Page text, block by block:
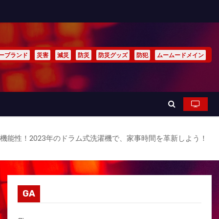
ブランド 災害 減災 防災 防災グッズ 防犯 ムームードメイン
能性！2023年のドラム式洗濯機で、家事時間を革新しよう！
GA